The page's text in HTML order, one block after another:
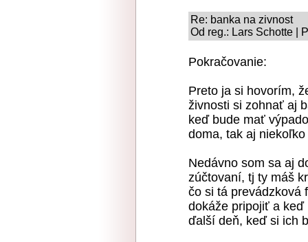
Re: banka na zivnost
Od reg.: Lars Schotte |
Pokračovanie:
Preto ja si hovorím,
živnosti si zohnať aj
keď bude mať
doma, tak aj
Nedávno som sa aj
zúčtovaní, tj ty máš
čo si tá prevádzková
dokáže pripojiť a keď
ďalší deň, keď si ich